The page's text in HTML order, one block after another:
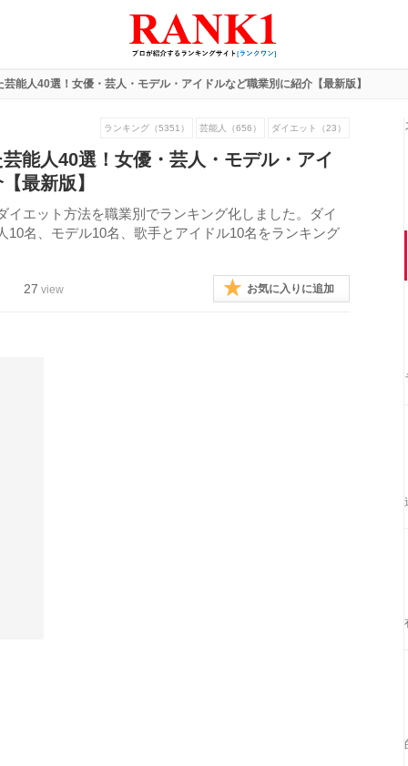
能人40選！女優・芸人・モデル・アイドルなど職業別に紹介【最新版】
ランキング（5351） 芸能人（656） ダイエット（23）
能人40選！女優・芸人・モデル・アイ
最新版】
エット方法を職業別でランキング化しました。ダイ
名、モデル10名、歌手とアイドル10名をランキング
27 view お気に入りに追加